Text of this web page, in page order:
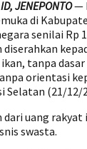
JENEPONTO—
di
senilai Rp
tanpa
orientasi
Selatan (21/12/
dari uang
swasta.